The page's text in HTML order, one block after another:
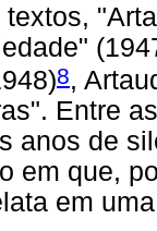
8,
Entre
anos de
em que,
em